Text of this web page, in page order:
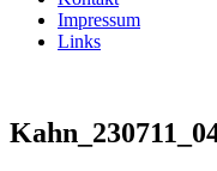
Impressum
Links